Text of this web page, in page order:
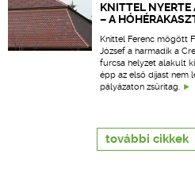
KNITTEL NYERTE
– A
Knittel Ferenc mögött
József a harmadik a
furcsa helyzet alakult
épp az első díjast nem
pályázaton zsűritag.
további cikkek